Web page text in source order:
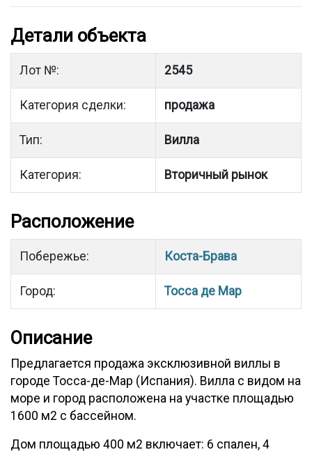
Детали объекта
Лот №: 2545
Категория сделки: продажа
Тип: Вилла
Категория: Вторичный рынок
Расположение
Побережье: Коста-Брава
Город: Тосса де Мар
Описание
Предлагается продажа эксклюзивной виллы в
городе Тосса-де-Мар (Испания). Вилла с видом на
море и город расположена на участке площадью
1600 м2 с бассейном.
Дом площадью 400 м2 включает: 6 спален, 4